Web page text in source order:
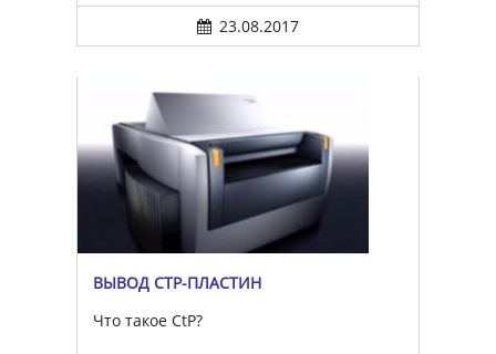
23.08.2017
ВЫВОД CTP-ПЛАСТИН
Что такое CtP?